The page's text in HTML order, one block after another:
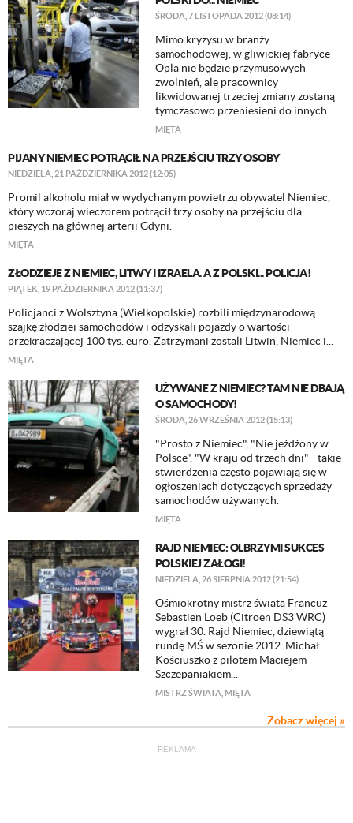
ŚRODA, 7 LISTOPADA 2012 (08:14)
Mimo kryzysu w branży
samochodowej, w gliwickiej fabryce
Opla nie będzie przymusowych
zwolnień, ale pracownicy
likwidowanej trzeciej zmiany zostaną
tymczasowo przeniesieni do innych...
MIĘTA
PIJANY NIEMIEC POTRĄCIŁ NA PRZEJŚCIU TRZY OSOBY
NIEDZIELA, 21 PAŹDZIERNIKA 2012 (12:05)
Promil alkoholu miał w wydychanym powietrzu obywatel Niemiec,
który wczoraj wieczorem potrącił trzy osoby na przejściu dla
pieszych na głównej arterii Gdyni.
MIĘTA
ZŁODZIEJE Z NIEMIEC, LITWY I IZRAELA. A Z POLSKI... POLICJA!
PIĄTEK, 19 PAŹDZIERNIKA 2012 (11:37)
Policjanci z Wolsztyna (Wielkopolskie) rozbili międzynarodową
szajkę złodziei samochodów i odzyskali pojazdy o wartości
przekraczającej 100 tys. euro. Zatrzymani zostali Litwin, Niemiec i...
MIĘTA
UŻYWANE Z NIEMIEC? TAM NIE DBAJĄ
O SAMOCHODY!
ŚRODA, 26 WRZEŚNIA 2012 (15:13)
"Prosto z Niemiec", "Nie jeżdżony w
Polsce", "W kraju od trzech dni" - takie
stwierdzenia często pojawiają się w
ogłoszeniach dotyczących sprzedaży
samochodów używanych.
MIĘTA
RAJD NIEMIEC: OLBRZYMI SUKCES
POLSKIEJ ZAŁOGI!
NIEDZIELA, 26 SIERPNIA 2012 (21:54)
Ośmiokrotny mistrz świata Francuz
Sebastien Loeb (Citroen DS3 WRC)
wygrał 30. Rajd Niemiec, dziewiątą
rundę MŚ w sezonie 2012. Michał
Kościuszko z pilotem Maciejem
Szczepaniakiem...
MISTRZ ŚWIATA MIĘTA
Zobacz więcej »
REKLAMA